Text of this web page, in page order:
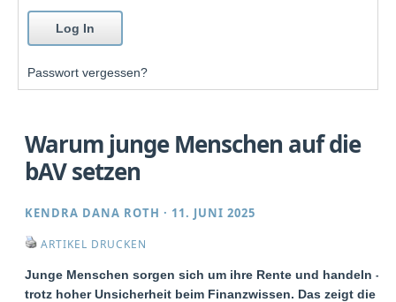
Passwort vergessen?
Warum junge Menschen auf die
bAV setzen
KENDRA DANA ROTH · 11. JUNI 2025
ARTIKEL DRUCKEN
Junge Menschen sorgen sich um ihre Rente und handeln –
trotz hoher Unsicherheit beim Finanzwissen. Das zeigt die